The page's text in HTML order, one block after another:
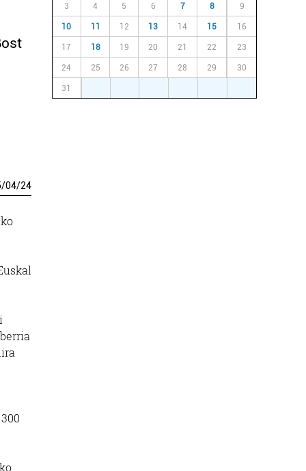
/04/24
3 4 5 6 7 8 9
10 11 12 13 14 15 16
17 18 19 20 21 22 23
24 25 26 27 28 29 30
31